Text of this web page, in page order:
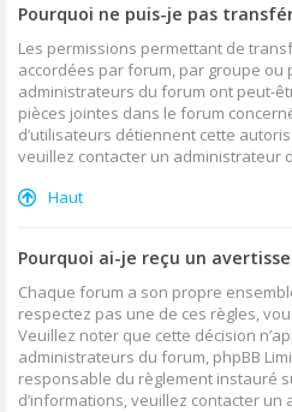
Pourquoi ne puis-je pas
Les permissions permettant de
accordées par forum, par groupe ou
administrateurs du forum ont peut-
pièces jointes dans le forum
d’utilisateurs détiennent cette
veuillez contacter un administrateur
Haut
Pourquoi ai-je reçu un
Chaque forum a son propre
respectez pas une de ces règles,
Veuillez noter que cette décision
administrateurs du forum, phpBB
responsable du règlement instauré
d’informations, veuillez contacter